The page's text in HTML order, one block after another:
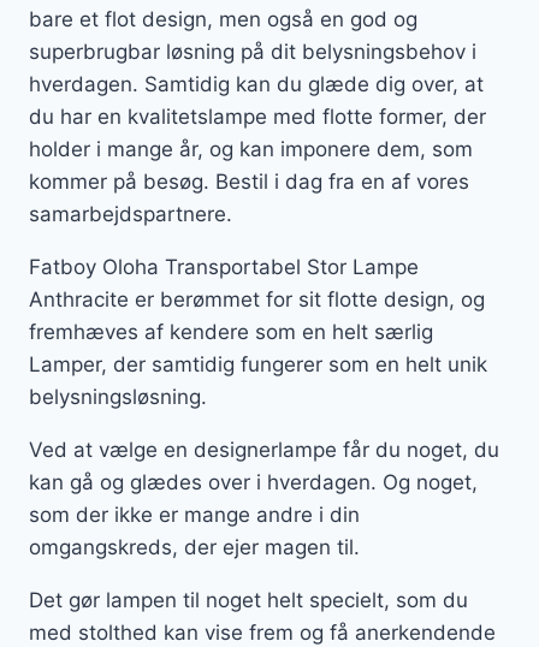
bare et flot design, men også en god og
superbrugbar løsning på dit belysningsbehov i
hverdagen. Samtidig kan du glæde dig over, at
du har en kvalitetslampe med flotte former, der
holder i mange år, og kan imponere dem, som
kommer på besøg. Bestil i dag fra en af vores
samarbejdspartnere.
Fatboy Oloha Transportabel Stor Lampe
Anthracite er berømmet for sit flotte design, og
fremhæves af kendere som en helt særlig
Lamper, der samtidig fungerer som en helt unik
belysningsløsning.
Ved at vælge en designerlampe får du noget, du
kan gå og glædes over i hverdagen. Og noget,
som der ikke er mange andre i din
omgangskreds, der ejer magen til.
Det gør lampen til noget helt specielt, som du
med stolthed kan vise frem og få anerkendende